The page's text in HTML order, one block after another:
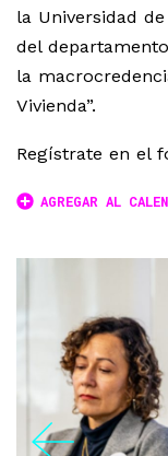
la Universidad
del
la
Vivienda”.
Regístrate en el
AGREGAR AL